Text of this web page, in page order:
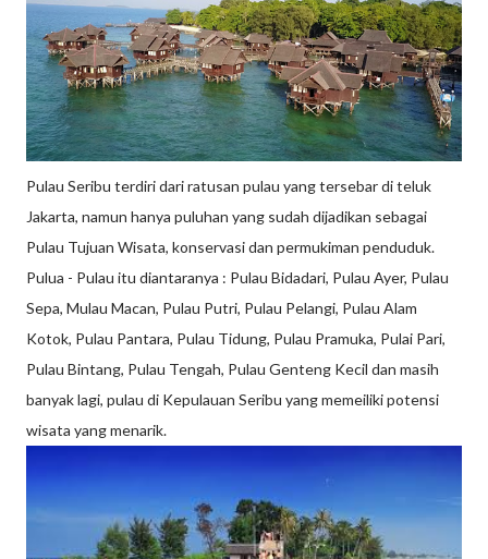
Pulau Seribu terdiri dari ratusan pulau yang tersebar di teluk
Jakarta, namun hanya puluhan yang sudah dijadikan sebagai
Pulau Tujuan Wisata, konservasi dan permukiman penduduk.
Pulua - Pulau itu diantaranya : Pulau Bidadari, Pulau Ayer, Pulau
Sepa, Mulau Macan, Pulau Putri, Pulau Pelangi, Pulau Alam
Kotok, Pulau Pantara, Pulau Tidung, Pulau Pramuka, Pulai Pari,
Pulau Bintang, Pulau Tengah, Pulau Genteng Kecil dan masih
banyak lagi, pulau di Kepulauan Seribu yang memeiliki potensi
wisata yang menarik.